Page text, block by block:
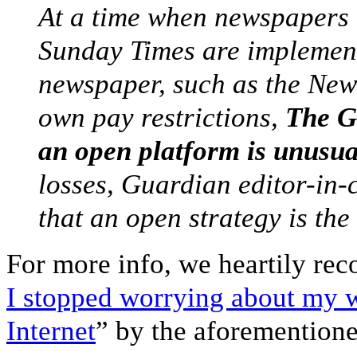
At a time when
Sunday Times are
newspaper, such as the
own pay restrictions, The
an open platform is
losses, Guardian editor-
that an open strategy is the
For more info, we heartily
I stopped worrying about my
Internet” by the